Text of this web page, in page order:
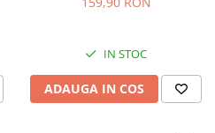
IN STOC
ADAUGA IN COS